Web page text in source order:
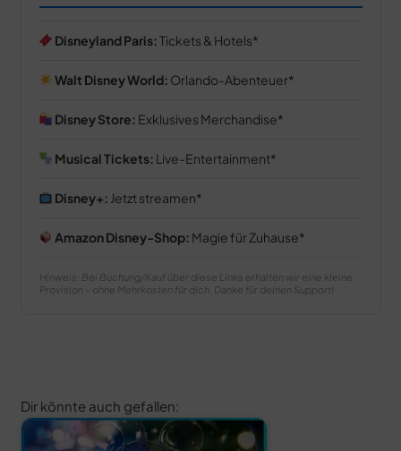
Disneyland Paris:Tickets & Hotels
Walt Disney World: Orlando-Abenteuer
Disney Store: Exklusives Merchandise
Musical Tickets: Live-Entertainment
Disney+: Jetzt streamen
Amazon Disney-Shop: Magie für Zuhause
Hinweis: Bei Buchung/Kauf über diese Links erhalten wir eine kleine
Provision – ohne Mehrkosten für dich. Danke für deinen Support!
Dir könnte auch gefallen: